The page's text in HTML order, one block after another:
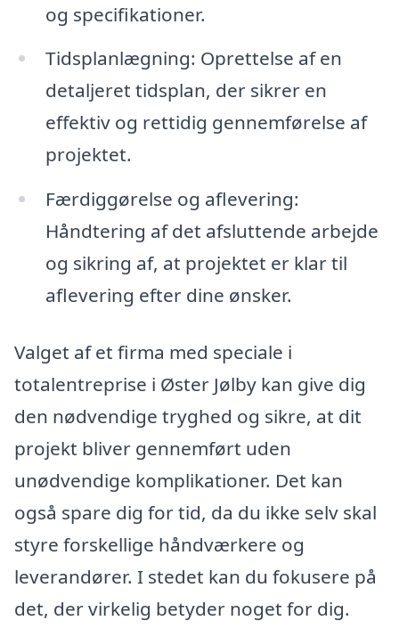
og specifikationer.
Tidsplanlægning: Oprettelse af en
detaljeret tidsplan, der sikrer en
effektiv og rettidig gennemførelse af
projektet.
Færdiggørelse og aflevering:
Håndtering af det afsluttende arbejde
og sikring af, at projektet er klar til
aflevering efter dine ønsker.
Valget af et firma med speciale i
totalentreprise i Øster Jølby kan give dig
den nødvendige tryghed og sikre, at dit
projekt bliver gennemført uden
unødvendige komplikationer. Det kan
også spare dig for tid, da du ikke selv skal
styre forskellige håndværkere og
leverandører. I stedet kan du fokusere på
det, der virkelig betyder noget for dig.